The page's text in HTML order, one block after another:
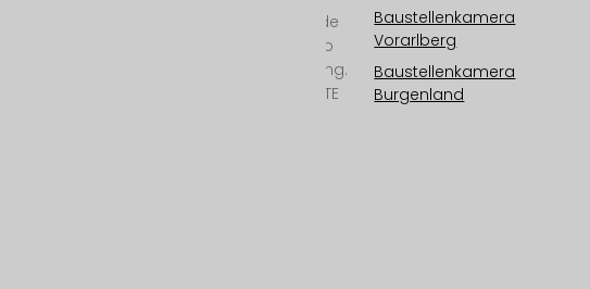
Kamerasysteme „Made
in Austria“ ab 6K/25mp
bis 12K/100mp Auflösung.
Outdoorkamera mit LTE
Baustellenkamera
Vorarlberg
Baustellenkamera
Burgenland